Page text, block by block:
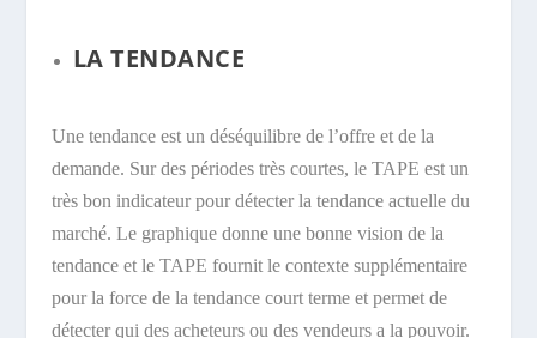
LA TENDANCE
Une tendance est un déséquilibre de l’offre et de la
demande. Sur des périodes très courtes, le TAPE est un
très bon indicateur pour détecter la tendance actuelle du
marché. Le graphique donne une bonne vision de la
tendance et le TAPE fournit le contexte supplémentaire
pour la force de la tendance court terme et permet de
détecter qui des acheteurs ou des vendeurs a la pouvoir.